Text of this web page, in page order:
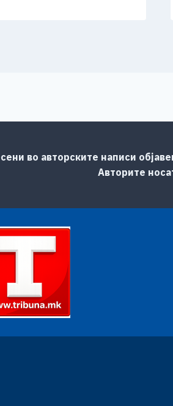
во авторските написи
Авторите